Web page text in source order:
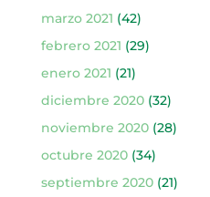
marzo 2021 (42)
febrero 2021 (29)
enero 2021 (21)
diciembre 2020(32)
noviembre 2020(28)
octubre 2020(34)
septiembre 2020(21)